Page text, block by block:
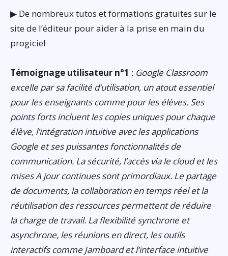
▶ De nombreux tutos et formations gratuites sur le
site de l’éditeur pour aider à la prise en main du
progiciel
Témoignage utilisateur n°1 : Google Classroom
excelle par sa facilité d’utilisation, un atout essentiel
pour les enseignants comme pour les élèves. Ses
points forts incluent les copies uniques pour chaque
élève, l’intégration intuitive avec les applications
Google et ses puissantes fonctionnalités de
communication. La sécurité, l’accès via le cloud et les
mises A jour continues sont primordiaux. Le partage
de documents, la collaboration en temps réel et la
réutilisation des ressources permettent de réduire
la charge de travail. La flexibilité synchrone et
asynchrone, les réunions en direct, les outils
interactifs comme Jamboard et l’interface intuitive